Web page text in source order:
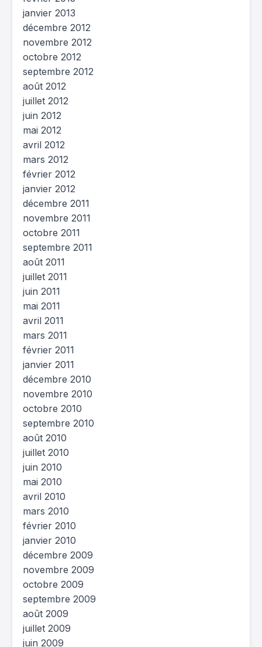
janvier 2013
décembre 2012
novembre 2012
octobre 2012
septembre 2012
août 2012
juillet 2012
juin 2012
mai 2012
avril 2012
mars 2012
février 2012
janvier 2012
décembre 2011
novembre 2011
octobre 2011
septembre 2011
août 2011
juillet 2011
juin 2011
mai 2011
avril 2011
mars 2011
février 2011
janvier 2011
décembre 2010
novembre 2010
octobre 2010
septembre 2010
août 2010
juillet 2010
juin 2010
mai 2010
avril 2010
mars 2010
février 2010
janvier 2010
décembre 2009
novembre 2009
octobre 2009
septembre 2009
août 2009
juillet 2009
juin 2009